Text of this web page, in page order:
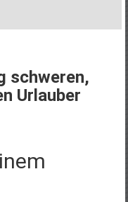
schweren,
Urlauber